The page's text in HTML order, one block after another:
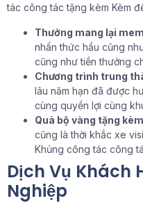
tác công tác tặng kèm Kèm
Thưởng mang lại
nhấn thức hầu cũng
cũng như tiền thưởng
Chương trình trung
lâu năm hạn đã được
cùng quyền lợi cùng
Quà bộ vàng tặng
cũng là thời khắc xe
Khủng công tác công
Dịch Vụ Khách
Nghiệp